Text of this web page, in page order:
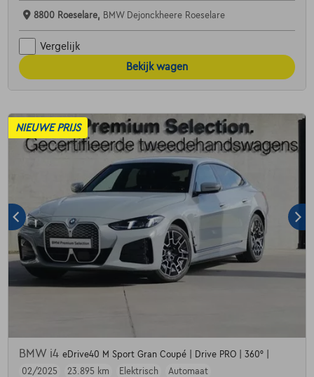
8800 Roeselare, BMW Dejonckheere Roeselare
Vergelijk
Bekijk wagen
NIEUWE PRIJS
BMW i4 eDrive40 M Sport Gran Coupé | Drive PRO | 360° |
02/2025
23.895 km Elektrisch
Automaat